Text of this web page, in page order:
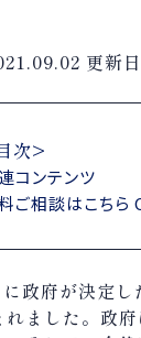
更新
次>
コンテンツ
ご相談はこち
に政府が決定
れました。政